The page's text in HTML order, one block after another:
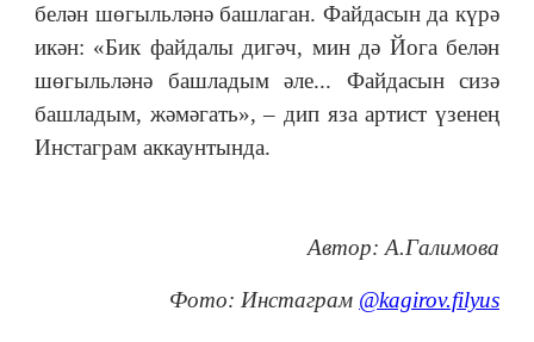
белән шөгыльләнә башлаган. Файдасын да күрә
икән: «Бик файдалы дигәч, мин дә Йога белән
шөгыльләнә башладым әле... Файдасын сизә
башладым, жәмәгать», – дип яза артист үзенең
Инстаграм аккаунтында.
Автор: А.Галимова
Фото: Инстаграм @kagirov.filyus